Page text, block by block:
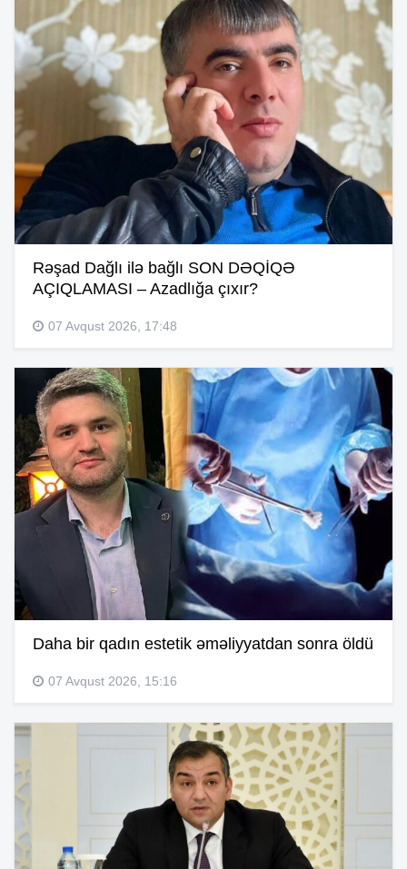
Rəşad Dağlı ilə bağlı SON DƏQİQƏ
AÇIQLAMASI – Azadlığa çıxır?
07 Avqust 2026, 17:48
Daha bir qadın estetik əməliyyatdan sonra öldü
07 Avqust 2026, 15:16